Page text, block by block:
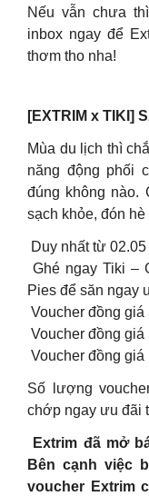
Nếu vẫn chưa
inbox ngay để
thơm tho nha!
[EXTRIM x TIKI]
Mùa du lịch thì
năng động phối
đúng không nào.
sạch khỏe, đón
Duy nhất từ
Ghé ngay Tiki –
Pies để săn ngay
Voucher đồng giá
Voucher đồng giá
Voucher đồng giá
Số lượng
chớp ngay ưu đãi
Extrim đã mở
Bên cạnh việc
voucher Extrim